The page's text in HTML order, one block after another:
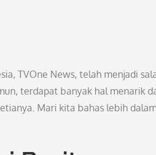
TVOne News, telah menjadi
terdapat banyak hal menarik
Mari kita bahas lebih